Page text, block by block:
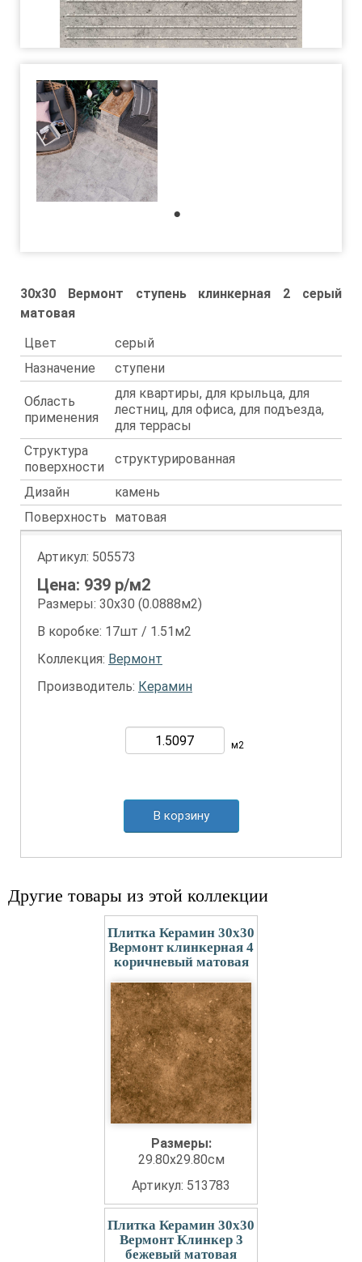
30x30 Вермонт ступень клинкерная 2 серый
матовая
Цвет
серый
Назначение
ступени
Область
применения
для квартиры, для крыльца, для
лестниц, для офиса, для подъезда,
для террасы
Структура
поверхности
структурированная
Дизайн
камень
Поверхность
матовая
Артикул: 505573
Цена: 939 р/м2
Размеры: 30х30 (0.0888м2)
В коробке: 17шт / 1.51м2
Коллекция: Вермонт
Производитель: Керамин
м2
В корзину
Другие товары из этой коллекции
Плитка Керамин 30x30
Вермонт клинкерная 4
коричневый матовая
Размеры:
29.80x29.80см
Артикул: 513783
Плитка Керамин 30x30
Вермонт Клинкер 3
бежевый матовая